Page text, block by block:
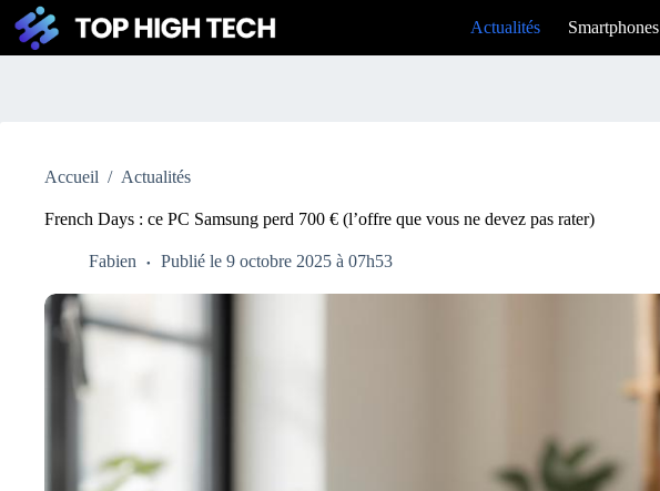
Passer
au
contenu
Actualités Smartphones
Accueil / Actualités
French Days : ce PC Samsung perd 700 € (l’offre que vous ne devez pas rater)
Fabien Publié le 9 octobre 2025 à 07h53